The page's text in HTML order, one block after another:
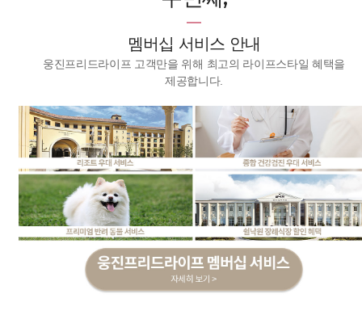
멤버십 서비스 안내
웅진프리드라이프 고객만을 위해 최고의 라이프스타일 혜택을
제공합니다.